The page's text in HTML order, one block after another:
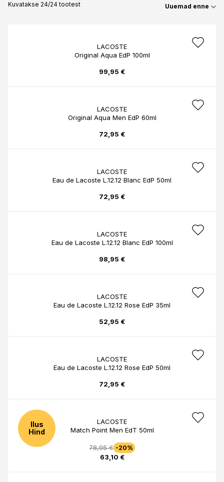
Kuvatakse 24/24 tootest Uuemad enne
LACOSTE
Original Aqua EdP 100ml
99,95 €
LACOSTE
Original Aqua Men EdP 60ml
72,95 €
LACOSTE
Eau de Lacoste L.12.12 Blanc EdP 50ml
72,95 €
LACOSTE
Eau de Lacoste L.12.12 Blanc EdP 100ml
98,95 €
LACOSTE
Eau de Lacoste L.12.12 Rose EdP 35ml
52,95 €
LACOSTE
Eau de Lacoste L.12.12 Rose EdP 50ml
72,95 €
Ilus
Hind
LACOSTE
Match Point Men EdT 50ml
78,95 € -20%
63,10 €